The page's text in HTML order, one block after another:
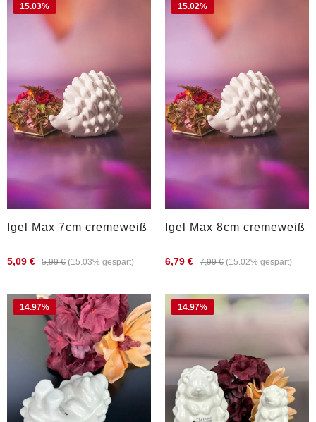
15.03%
Igel Max 7cm cremeweiß
5,09 € 5,99 € (15.03% gespart)
15.02%
Igel Max 8cm cremeweiß
6,79 € 7,99 € (15.02% gespart)
14.97% 14.97%